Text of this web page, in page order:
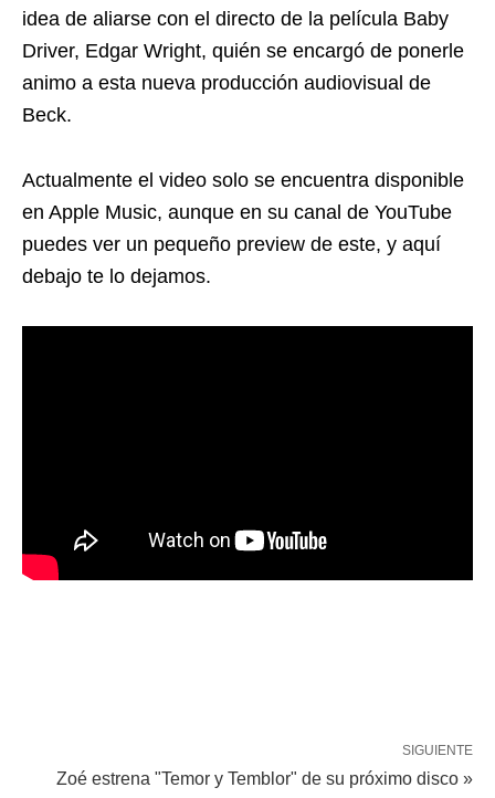
idea de aliarse con el directo de la película Baby
Driver, Edgar Wright, quién se encargó de ponerle
animo a esta nueva producción audiovisual de
Beck.
Actualmente el video solo se encuentra disponible
en Apple Music, aunque en su canal de YouTube
puedes ver un pequeño preview de este, y aquí
debajo te lo dejamos.
SIGUIENTE
Zoé estrena "Temor y Temblor" de su próximo disco »